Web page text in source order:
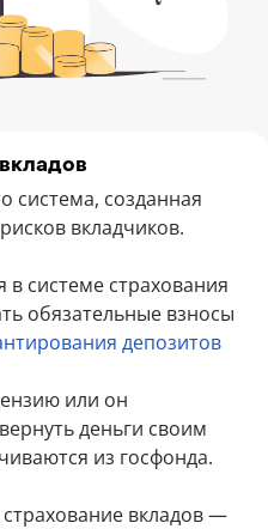
система, созданная
вкладчиков.
в системе страхования
обязательные взносы
депозитов
или он
деньги своим
из госфонда.
вкладов —